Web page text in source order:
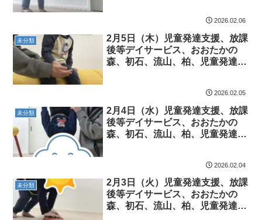
害 放デイ 自閉症 ADHD ア
スペルガー症候
2026.02.06
未分類
2月5日（木）児童発達支援、放課
後等デイサービス、おおたかの
森、初石、流山、柏、児童発達障
害 放デイ 自閉症 ADHD ア
スペルガー症候
2026.02.05
未分類
2月4日（水）児童発達支援、放課
後等デイサービス、おおたかの
森、初石、流山、柏、児童発達障
害 放デイ 自閉症 ADHD ア
スペルガー症候
2026.02.04
未分類
2月3日（火）児童発達支援、放課
後等デイサービス、おおたかの
森、初石、流山、柏、児童発達障